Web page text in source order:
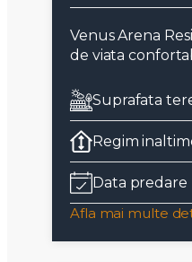
Venus Arena
de viata
Suprafata
Regim
Data predare
Afla mai multe